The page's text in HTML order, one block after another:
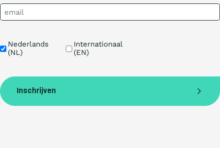
TaalNederlands
(NL)
Internationaal
(EN)
Inschrijven